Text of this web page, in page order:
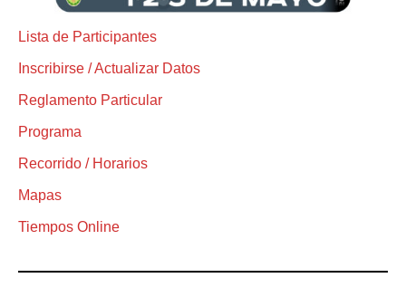
Lista de Participantes
Inscribirse / Actualizar Datos
Reglamento Particular
Programa
Recorrido / Horarios
Mapas
Tiempos Online